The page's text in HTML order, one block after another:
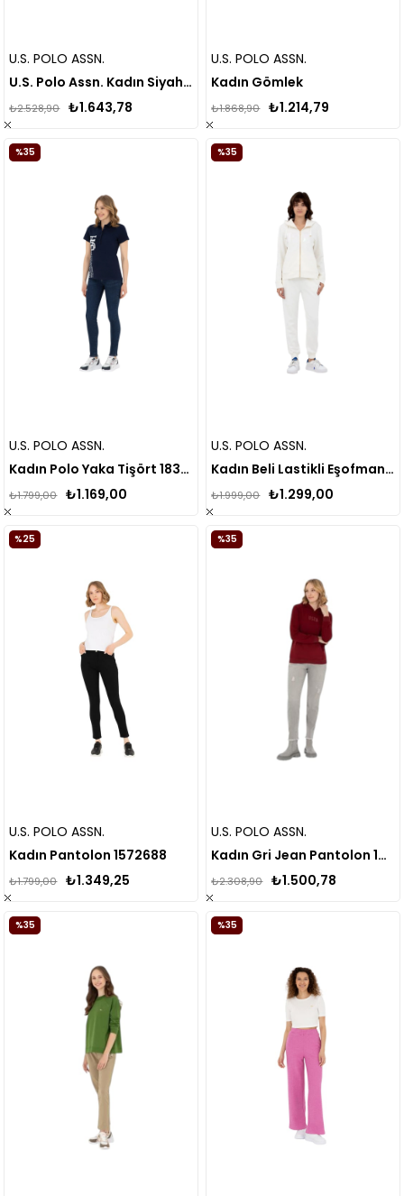
U.S. POLO ASSN.
U.S. Polo Assn. Kadın Siyah Jean Pantolon 50272851
₺1.643,78
₺2.528,90
U.S. POLO ASSN.
Kadın Gömlek
₺1.214,79
₺1.868,90
U.S. POLO ASSN.
Kadın Polo Yaka Tişört 1831928
₺1.169,00
₺1.799,00
%35
U.S. POLO ASSN.
Kadın Beli Lastikli Eşofman Altı
₺1.299,00
₺1.999,00
%35
U.S. POLO ASSN.
Kadın Pantolon 1572688
₺1.349,25
₺1.799,00
%25
U.S. POLO ASSN.
Kadın Gri Jean Pantolon 1680109
₺1.500,78
₺2.308,90
%35
%35 %35